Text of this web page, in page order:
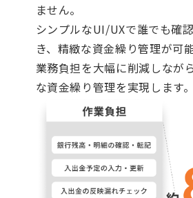
ません。
シンプルなUI/UXで誰でも確
き、精緻な資金繰り管理が可
業務負担を大幅に削減しなが
な資金繰り管理を実現します。